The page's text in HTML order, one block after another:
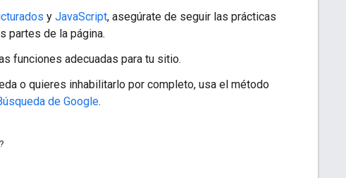
y JavaScript, asegúrate de seguir las prácticas
partes de la página.
funciones adecuadas para tu sitio.
o quieres inhabilitarlo por completo, usa el método
de Google.